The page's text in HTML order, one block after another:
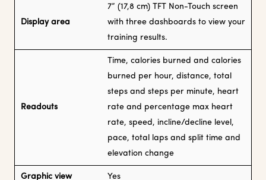
Display area
7” (17,8 cm) TFT Non-Touch screen
with three dashboards to view your
training results.
Readouts
Time, calories burned and calories
burned per hour, distance, total
steps and steps per minute, heart
rate and percentage max heart
rate, speed, incline/decline level,
pace, total laps and split time and
elevation change
Graphic view Yes